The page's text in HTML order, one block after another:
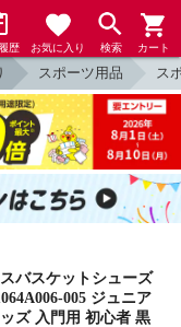
歴 お気に入り 検索 カート
スポーツ用品 ス
バスケットシューズ
005 ジュニア
ズ 入門用 初心者 黒